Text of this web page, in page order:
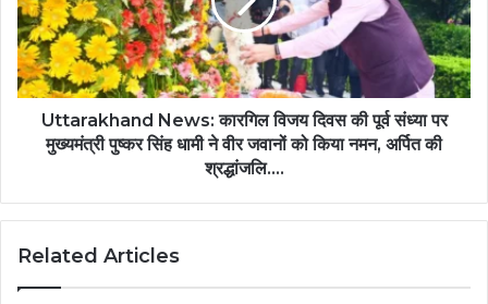
Uttarakhand News: कारगिल विजय दिवस की पूर्व संध्या पर
मुख्यमंत्री पुष्कर सिंह धामी ने वीर जवानों को किया नमन, अर्पित की
श्रद्धांजलि....
Related Articles